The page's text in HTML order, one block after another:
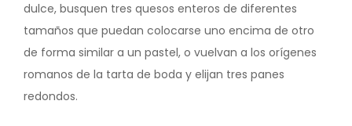
dulce, busquen tres quesos enteros de diferentes
tamaños que puedan colocarse uno encima de otro
de forma similar a un pastel, o vuelvan a los orígenes
romanos de la tarta de boda y elijan tres panes
redondos.